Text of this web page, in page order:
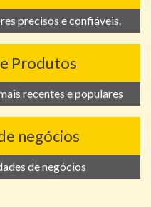
precisos e confiáveis.
Produtos
recentes e populares
negócios
de negócios